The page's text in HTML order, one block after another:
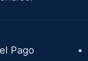
Pago